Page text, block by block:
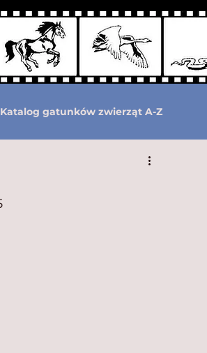
Katalog gatunków zwierząt A-Z
Kryptozoologia